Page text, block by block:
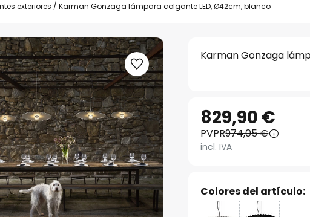
exteriores Karman Gonzaga lámpara colgante LED, Ø42cm, blanco
Karman Gonzaga
829,90 €
PVPR974,05 €
incl. IVA
Colores del artículo: